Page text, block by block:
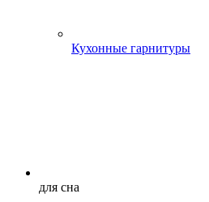
Кухонные гарнитуры
для сна